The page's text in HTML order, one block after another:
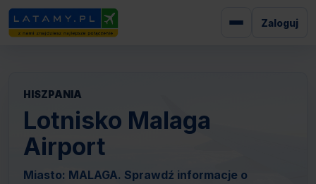
Zaloguj
HISZPANIA
Lotnisko Malaga
Airport
Miasto: MALAGA. Sprawdź informacje o